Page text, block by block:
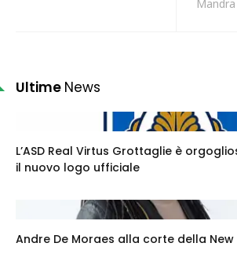
Mandra
Ultime News
L’ASD Real Virtus Grottaglie è
il nuovo logo ufficiale
Andre De Moraes alla corte della